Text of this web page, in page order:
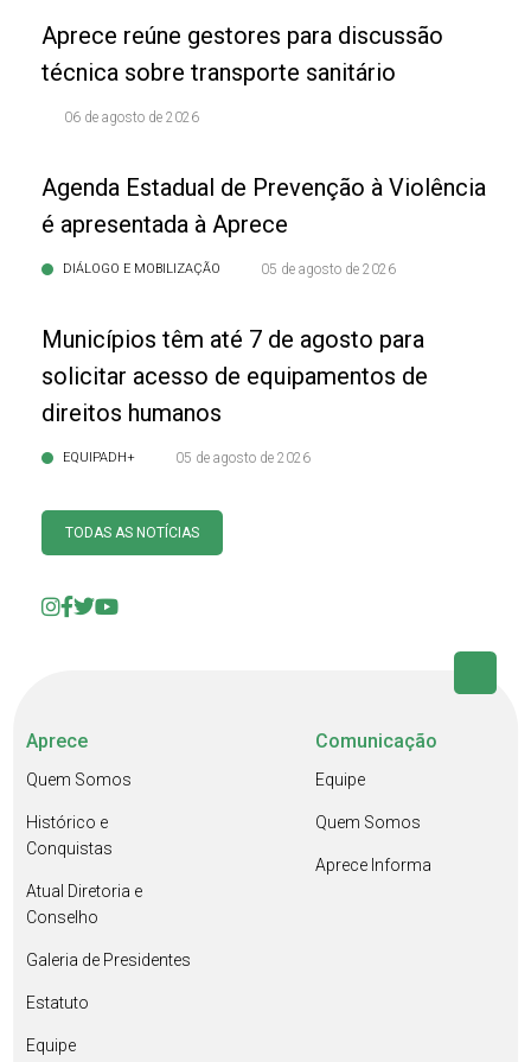
Aprece reúne gestores para discussão
técnica sobre transporte sanitário
06 de agosto de 2026
Agenda Estadual de Prevenção à Violência
é apresentada à Aprece
DIÁLOGO E MOBILIZAÇÃO 05 de agosto de 2026
Municípios têm até 7 de agosto para
solicitar acesso de equipamentos de
direitos humanos
EQUIPADH+ 05 de agosto de 2026
TODAS AS NOTÍCIAS
Aprece
Quem Somos
Histórico e
Conquistas
Atual Diretoria e
Conselho
Galeria de Presidentes
Estatuto
Equipe
Comunicação
Equipe
Quem Somos
Aprece Informa